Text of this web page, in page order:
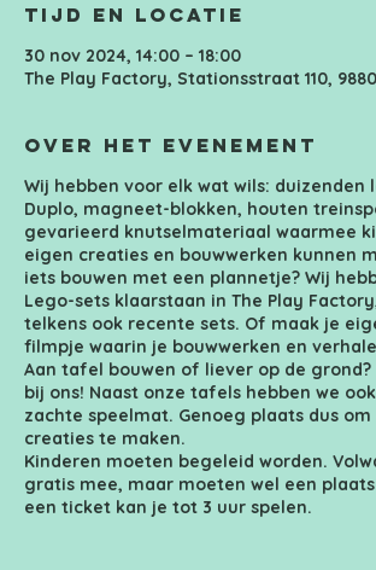
Tijd en locatie
30 nov 2024, 14:00 – 18:00
The Play Factory, Stationsstraat 110,
Over het evenement
Wij hebben voor elk wat wils: duizenden
Duplo, magneet-blokken, houten
gevarieerd knutselmateriaal waarmee
eigen creaties en bouwwerken kunnen
iets bouwen met een plannetje? Wij
Lego-sets klaarstaan in The Play
telkens ook recente sets. Of maak je
filmpje waarin je bouwwerken en
Aan tafel bouwen of liever op de grond?
bij ons! Naast onze tafels hebben we
zachte speelmat. Genoeg plaats dus
creaties te maken.
Kinderen moeten begeleid worden.
gratis mee, maar moeten wel een
een ticket kan je tot 3 uur spelen.